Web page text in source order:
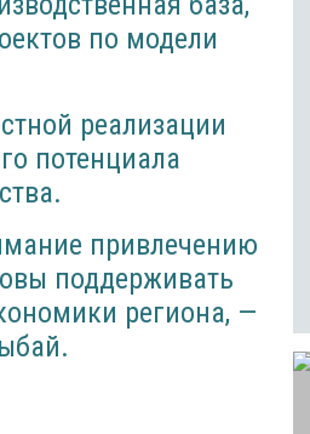
по модели
реализации
потенциала
привлечению
поддерживать
региона, —